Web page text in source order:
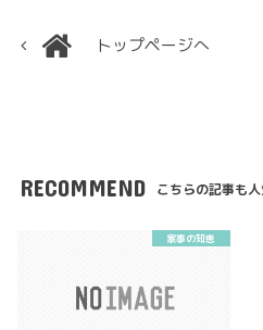
トップページへ
RECOMMEND こちらの記事も人
家事の知恵